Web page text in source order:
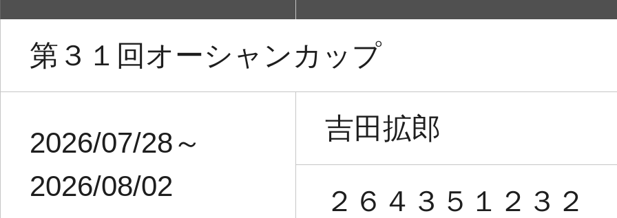
第３１回オーシャンカップ
2026/07/28～
2026/08/02
吉田拡郎
２６４３５１２３２